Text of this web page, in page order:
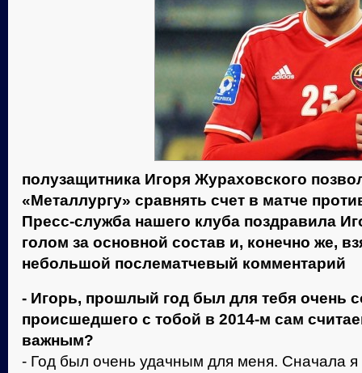
полузащитника Игоря Жураховского
«Металлургу» сравнять счет в матче
Пресс-служба нашего клуба поздравила
голом за основной состав и, конечно же,
небольшой послематчевый комментарий
- Игорь, прошлый год был для тебя очень
происшедшего с тобой в 2014-м сам
важным?
- Год был очень удачным для меня. Сначала я